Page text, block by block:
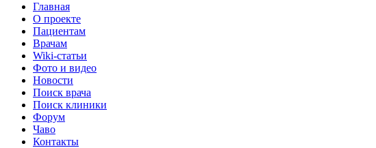
Главная
О проекте
Пациентам
Врачам
Wiki-статьи
Фото и видео
Новости
Поиск врача
Поиск клиники
Форум
Чаво
Контакты